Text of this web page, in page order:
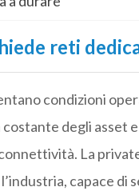
reti
condizioni
degli asset
La
capace